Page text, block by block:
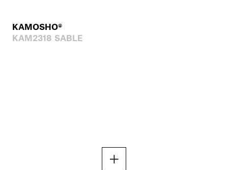
KAMOSHO®
KAM2318 SABLE